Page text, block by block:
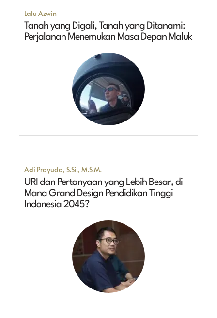
Lalu Azwin
Tanah yang Digali, Tanah yang Ditanami:
Perjalanan Menemukan Masa Depan Maluk
Adi Prayuda, S.Si., M.S.M.
URI dan Pertanyaan yang Lebih Besar, di
Mana Grand Design Pendidikan Tinggi
Indonesia 2045?